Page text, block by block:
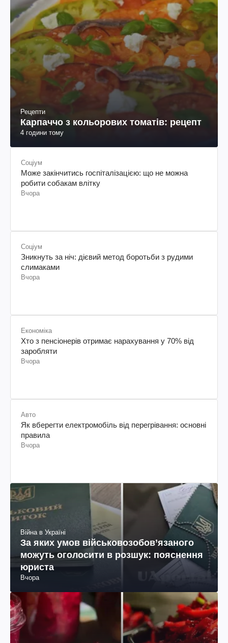
Рецепти
Карпаччо з кольорових томатів: рецепт
4 години тому
Може закінчитись госпіталізацією: що не можна
робити собакам влітку
Вчора
Соціум
Зникнуть за ніч: дієвий метод боротьби з рудими
слимаками
Економіка
Хто з пенсіонерів отримає нарахування у 70% від
заробляти
Авто
Як вберегти електромобіль від перегрівання: основні
правила
можуть оголосити в розшук: пояснення
юриста
Вчора
Рецепти
З нею обід готуватимете дуже швидко:
рецепт борщової заправки на зиму
Вчора